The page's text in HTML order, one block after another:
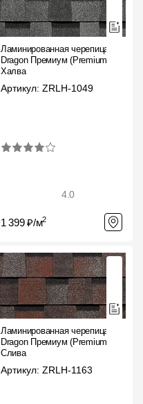
Ламинированная черепица
Dragon Премиум (Premium),
Халва
Артикул: ZRLH-1049
4.0
1 399 ₽/м2
Ламинированная черепица
Dragon Премиум (Premium),
Слива
Артикул: ZRLH-1163